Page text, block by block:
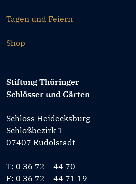
Tagen und Feiern
Shop
Stiftung Thüringer
Schlösser und Gärten
Schloss Heidecksburg
Schloßbezirk 1
07407 Rudolstadt
T: 0 36 72 – 44 70
F: 0 36 72 – 44 71 19